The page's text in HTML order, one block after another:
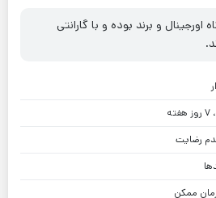
و برند بوده و با گارانتی
رضایت
ممکن